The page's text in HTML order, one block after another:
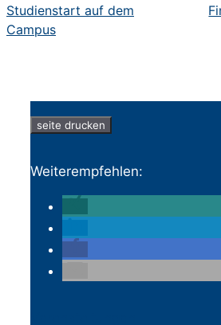
Studienstart auf dem
Campus
seite drucken
Weiterempfehlen: